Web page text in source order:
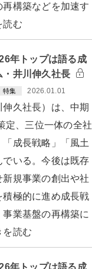
構築などを加速す
読む
年トップは語る成
井川伸久社長
特集 2026.01.01
久社長）は、中期
定、三位一体の全社
成長戦略」「風土
いる。今後は既存
規事業の創出や社
極的に進め成長戦
業基盤の再構築に
読む
年トップは語る成